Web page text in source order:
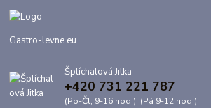
Gastro-levne.eu
Šplíchalová Jitka
+420 731 221 787
(Po-Čt, 9-16 hod.), (Pá 9-12 hod.)